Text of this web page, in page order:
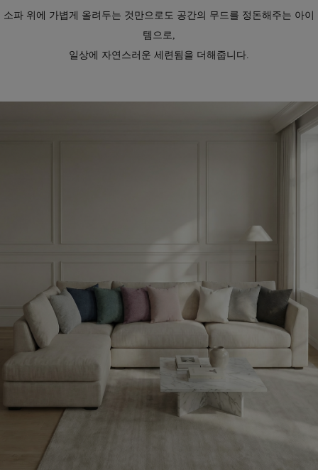
소파 위에 가볍게 올려두는 것만으로도 공간의 무드를 정돈해주는 아이
템으로,
일상에 자연스러운 세련됨을 더해줍니다.